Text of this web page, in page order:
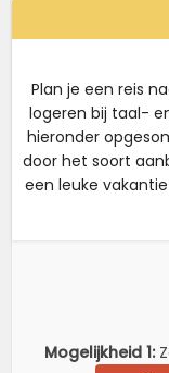
Plan je een reis
logeren bij taal-
hieronder
door het soort
een leuke
Mogelijkheid 1: